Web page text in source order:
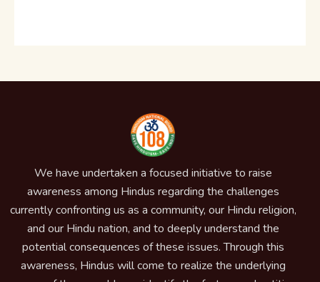
We have undertaken a focused initiative to raise
awareness among Hindus regarding the challenges
currently confronting us as a community, our Hindu religion,
and our Hindu nation, and to deeply understand the
potential consequences of these issues. Through this
awareness, Hindus will come to realize the underlying